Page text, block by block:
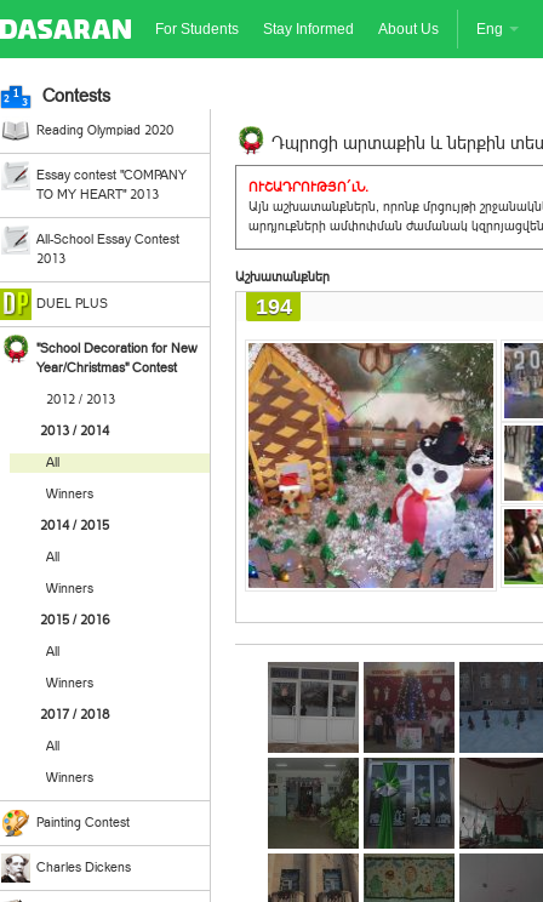
For Students Stay Informed About Us Eng
Contests
Reading Olympiad 2020
Essay contest "COMPANY
TO MY HEART" 2013
All-School Essay Contest
2013
DUEL PLUS
"School Decoration for New
Year/Christmas" Contest
2012 / 2013
2013 / 2014
All
Winners
2014 / 2015
All
Winners
2015 / 2016
All
Winners
2017 / 2018
All
Winners
Painting Contest
Charles Dickens
Դպրոցի արտաքին և ներքին
ՈՒՇԱԴՐՈՒԹՅՈ´ւՆ.
Այն աշխատանքներն, որոնք մրցույթի
արդյուքների ամփոփման ժամանակ
Աշխատանքներ
194